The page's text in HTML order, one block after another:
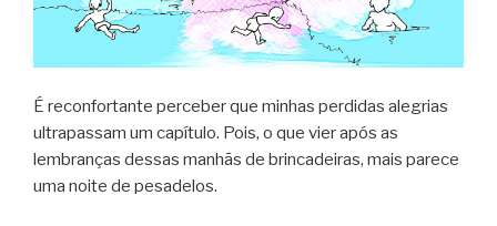
É reconfortante perceber que minhas perdidas alegrias
ultrapassam um capítulo. Pois, o que vier após as
lembranças dessas manhãs de brincadeiras, mais parece
uma noite de pesadelos.